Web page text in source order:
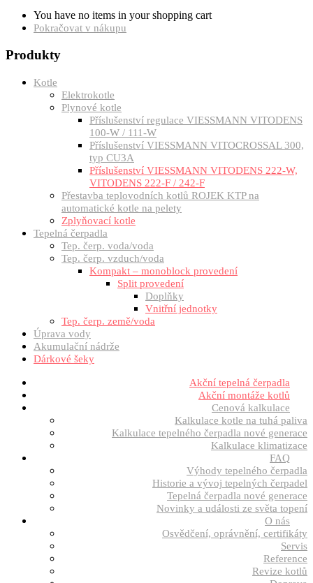
You have no items in your shopping cart
Pokračovat v nákupu
Produkty
Kotle
Elektrokotle
Plynové kotle
Příslušenství regulace VIESSMANN VITODENS
100-W / 111-W
Příslušenství VIESSMANN VITOCROSSAL 300,
typ CU3A
Příslušenství VIESSMANN VITODENS 222-W,
VITODENS 222-F / 242-F
Přestavba teplovodních kotlů ROJEK KTP na
automatické kotle na pelety
Zplyňovací kotle
Tepelná čerpadla
Tep. čerp. voda/voda
Tep. čerp. vzduch/voda
Kompakt – monoblock provedení
Split provedení
Doplňky
Vnitřní jednotky
Tep. čerp. země/voda
Úprava vody
Akumulační nádrže
Dárkové šeky
Akční tepelná čerpadla
Akční montáže kotlů
Cenová kalkulace
Kalkulace kotle na tuhá paliva
Kalkulace tepelného čerpadla nové generace
Kalkulace klimatizace
FAQ
Výhody tepelného čerpadla
Historie a vývoj tepelných čerpadel
Tepelná čerpadla nové generace
Novinky a události ze světa topení
O nás
Osvědčení, oprávnění, certifikáty
Servis
Reference
Revize kotlů